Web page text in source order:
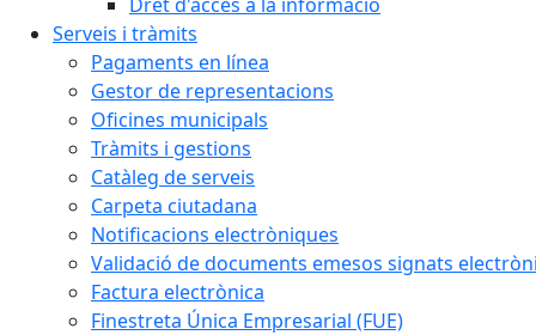
Serveis i tràmits
Pagaments en línea
Gestor de representacions
Oficines municipals
Tràmits i gestions
Catàleg de serveis
Carpeta ciutadana
Notificacions electròniques
Validació de documents emesos signats
Factura electrònica
Finestreta Única Empresarial (FUE)